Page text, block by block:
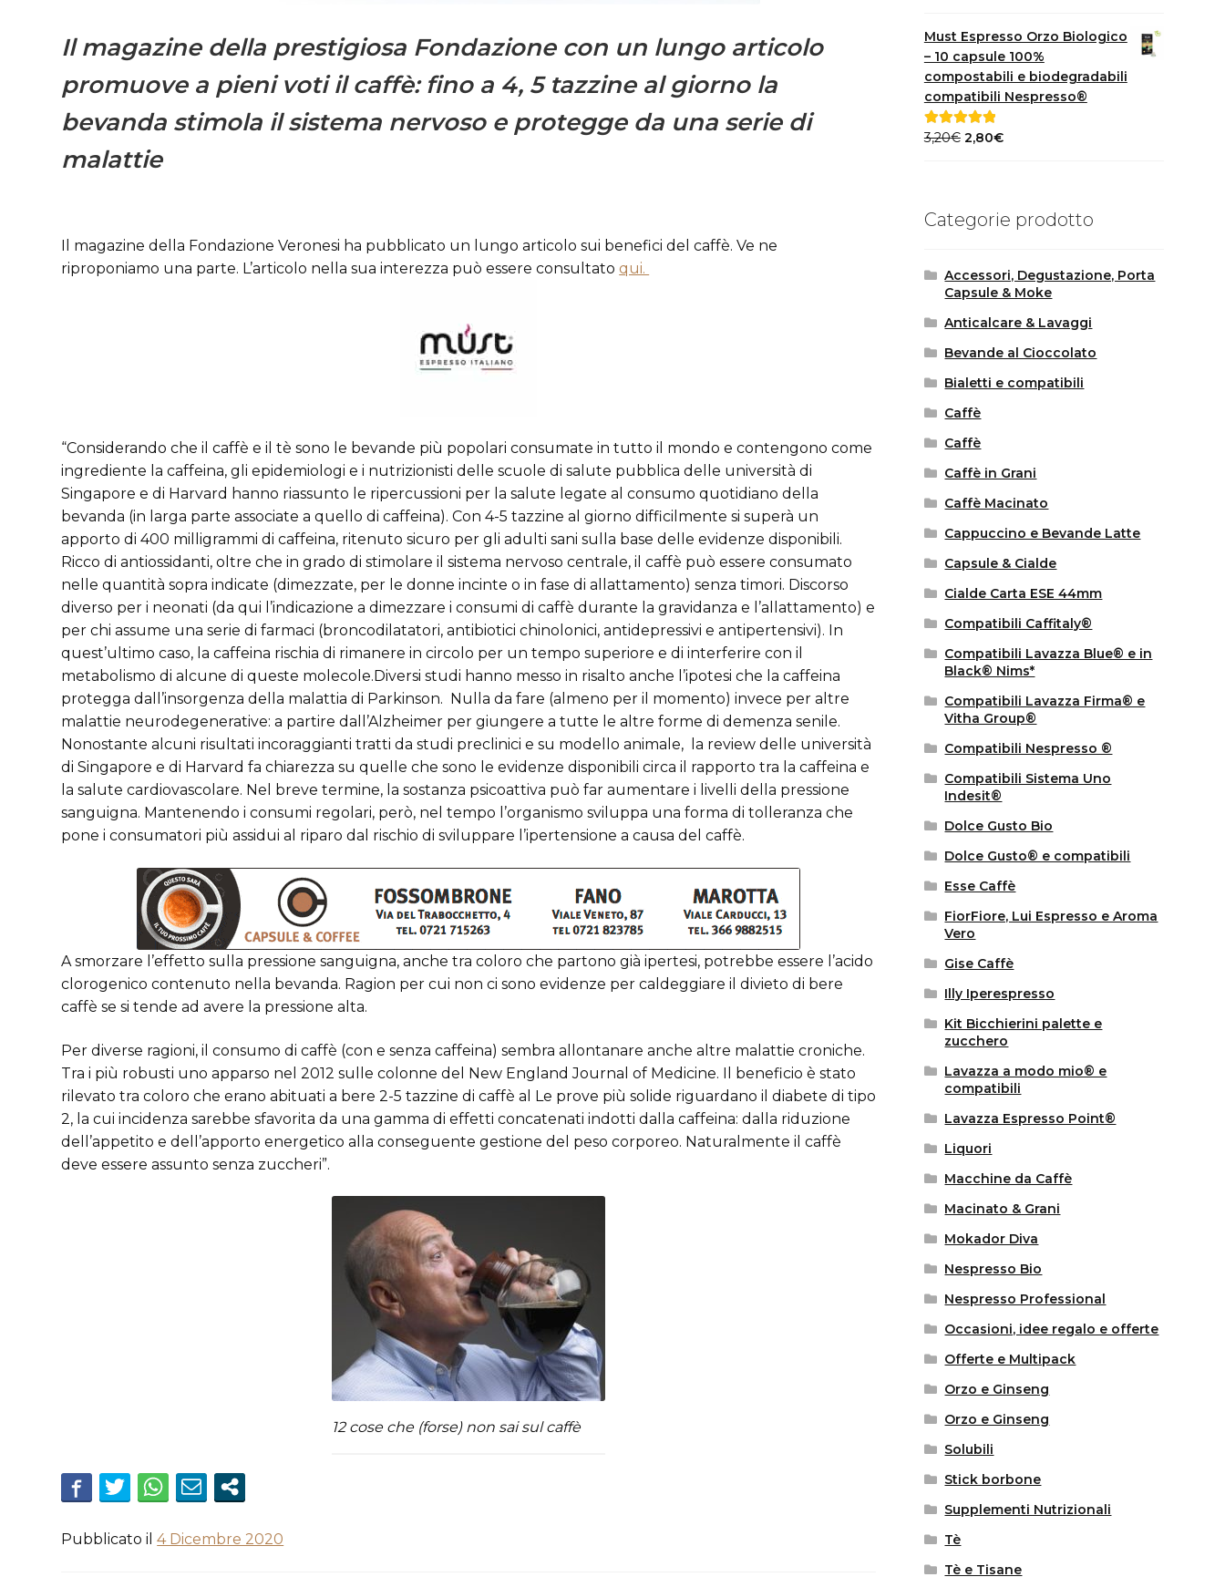
Il magazine della prestigiosa Fondazione con un lungo articolo
promuove a pieni voti il caffè: fino a 4, 5 tazzine al giorno la
bevanda stimola il sistema nervoso e protegge da una serie di
malattie
Il magazine della Fondazione Veronesi ha pubblicato un lungo articolo sui benefici del caffè. Ve ne
riproponiamo una parte. L’articolo nella sua interezza può essere consultatoqui.
“Considerando che il caffè e il tè sono le bevande più popolari consumate in tutto il mondo e contengono come
ingrediente la caffeina, gli epidemiologi e i nutrizionisti delle scuole di salute pubblica delle università di
Singapore e di Harvard hanno riassunto le ripercussioni per la salute legate al consumo quotidiano della
bevanda (in larga parte associate a quello di caffeina). Con 4-5 tazzine al giorno difficilmente si superà un
apporto di 400 milligrammi di caffeina, ritenuto sicuro per gli adulti sani sulla base delle evidenze disponibili.
Ricco di antiossidanti, oltre che in grado di stimolare il sistema nervoso centrale, il caffè può essere consumato
nelle quantità sopra indicate (dimezzate, per le donne incinte o in fase di allattamento) senza timori. Discorso
diverso per i neonati (da qui l’indicazione a dimezzare i consumi di caffè durante la gravidanza e l’allattamento) e
per chi assume una serie di farmaci (broncodilatatori, antibiotici chinolonici, antidepressivi e antipertensivi). In
quest’ultimo caso, la caffeina rischia di rimanere in circolo per un tempo superiore e di interferire con il
metabolismo di alcune di queste molecole.Diversi studi hanno messo in risalto anche l’ipotesi che la caffeina
protegga dall’insorgenza della malattia di Parkinson. Nulla da fare (almeno per il momento) invece per altre
malattie neurodegenerative: a partire dall’Alzheimer per giungere a tutte le altre forme di demenza senile.
Nonostante alcuni risultati incoraggianti tratti da studi preclinici e su modello animale, la review delle università
di Singapore e di Harvard fa chiarezza su quelle che sono le evidenze disponibili circa il rapporto tra la caffeina e
la salute cardiovascolare. Nel breve termine, la sostanza psicoattiva può far aumentare i livelli della pressione
sanguigna. Mantenendo i consumi regolari, però, nel tempo l’organismo sviluppa una forma di tolleranza che
pone i consumatori più assidui al riparo dal rischio di sviluppare l’ipertensione a causa del caffè.
A smorzare l’effetto sulla pressione sanguigna, anche tra coloro che partono già ipertesi, potrebbe essere l’acido
clorogenico contenuto nella bevanda. Ragion per cui non ci sono evidenze per caldeggiare il divieto di bere
caffè se si tende ad avere la pressione alta.
Per diverse ragioni, il consumo di caffè (con e senza caffeina) sembra allontanare anche altre malattie croniche.
Tra i più robusti uno apparso nel 2012 sulle colonne del New England Journal of Medicine. Il beneficio è stato
rilevato tra coloro che erano abituati a bere 2-5 tazzine di caffè al Le prove più solide riguardano il diabete di tipo
2, la cui incidenza sarebbe sfavorita da una gamma di effetti concatenati indotti dalla caffeina: dalla riduzione
dell’appetito e dell’apporto energetico alla conseguente gestione del peso corporeo. Naturalmente il caffè
deve essere assunto senza zuccheri”.
12 cose che (forse) non sai sul caffè
Pubblicato il4 Dicembre 2020
originale
era:
40,00€.
attuale
è:
35,00€.
Must Espresso Orzo Biologico
– 10 capsule 100%
compostabili e biodegradabili
compatibili Nespresso®
Valutato5.00
3,20€ Il
3,20€.
2,80€Il
2,80€.
Categorie prodotto
Accessori, Degustazione, Porta
Capsule & Moke
Anticalcare & Lavaggi
Bevande al Cioccolato
Bialetti e compatibili
Caffè
Caffè
Caffè in Grani
Caffè Macinato
Cappuccino e Bevande Latte
Capsule & Cialde
Cialde Carta ESE 44mm
Compatibili Caffitaly®
Compatibili Lavazza Blue® e in
Black® Nims*
Compatibili Lavazza Firma® e
Vitha Group®
Compatibili Nespresso ®
Compatibili Sistema Uno
Indesit®
Dolce Gusto Bio
Dolce Gusto® e compatibili
Esse Caffè
FiorFiore, Lui Espresso e Aroma
Vero
Gise Caffè
Illy Iperespresso
Kit Bicchierini palette e
zucchero
Lavazza a modo mio® e
compatibili
Lavazza Espresso Point®
Liquori
Macchine da Caffè
Macinato & Grani
Mokador Diva
Nespresso Bio
Nespresso Professional
Occasioni, idee regalo e offerte
Offerte e Multipack
Orzo e Ginseng
Orzo e Ginseng
Solubili
Stick borbone
Supplementi Nutrizionali
Tè
Tè e Tisane